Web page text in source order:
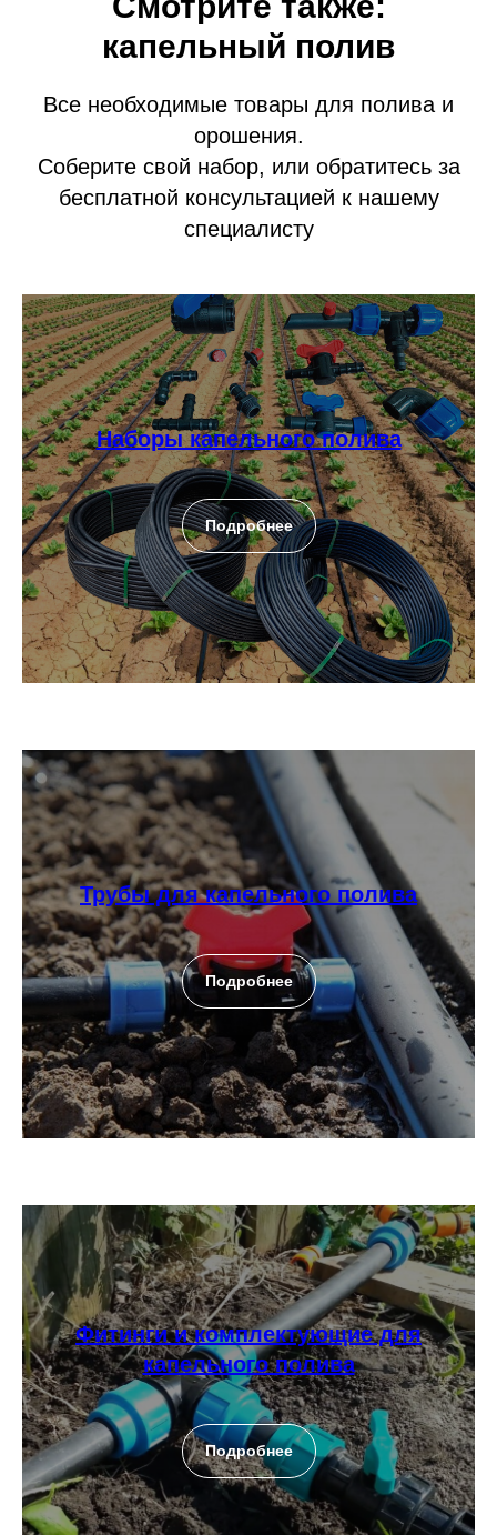
капельный полив
Все необходимые товары для полива и
орошения.
Соберите свой набор, или обратитесь за
бесплатной консультацией к нашему
специалисту
Наборы капельного полива
Подробнее
Трубы для капельного полива
Подробнее
Фитинги и комплектующие для
капельного полива
Подробнее